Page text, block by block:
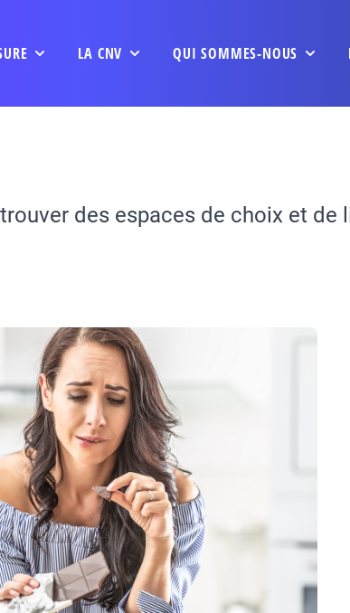
LA CNV QUI SOMMES-NOUS
des espaces de choix et de